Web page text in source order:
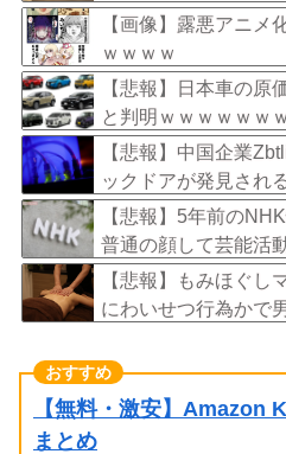
【画像】露悪アニメ
ｗｗｗｗ
【悲報】日本車の原
と判明ｗｗｗｗｗｗ
【悲報】中国企業
ックドアが発見され
【悲報】5年前の
普通の顔して芸能活
を取るくらいなら詳
【悲報】もみほぐし
にわいせつ行為かで
【無料・激安】Amazon
まとめ